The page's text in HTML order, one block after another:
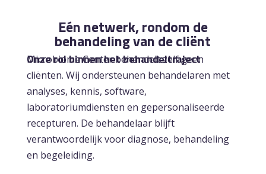
Eén netwerk, rondom de
behandeling van de cliënt
Onze rol binnen het behandeltraject
Microbiome Center behandelt zelf geen
cliënten. Wij ondersteunen behandelaren met
analyses, kennis, software,
laboratoriumdiensten en gepersonaliseerde
recepturen. De behandelaar blijft
verantwoordelijk voor diagnose, behandeling
en begeleiding.